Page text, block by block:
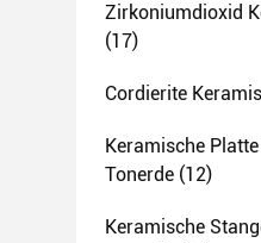
Zirkoniumdioxid
(17)
Cordierite
Keramische
Tonerde (12)
Keramische